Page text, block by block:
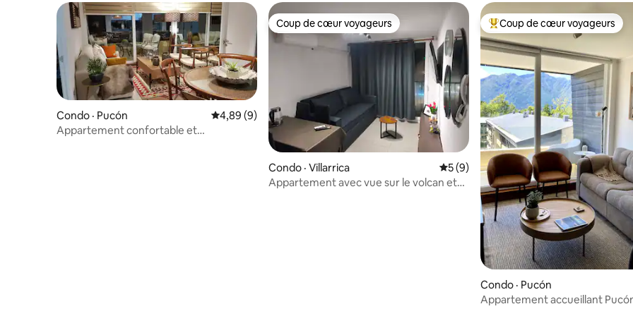
Condo · Pucón Note moyenne de 4,89 sur 5, 9 commentaires
4,89 (9)
Appartement confortable et
Coup de cœur voyageurs
Coup de cœur voyageurs
Condo · Villarrica Note moyenne de 5 sur 5, 9
5 (9)
Appartement avec vue sur le volcan et
Coup de cœur voyageurs
Coup de cœur voyageurs
Condo · Pucón
Appartement accueillant